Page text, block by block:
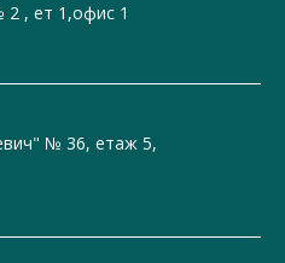
2 , ет 1,офис 1
№ 36, етаж 5,